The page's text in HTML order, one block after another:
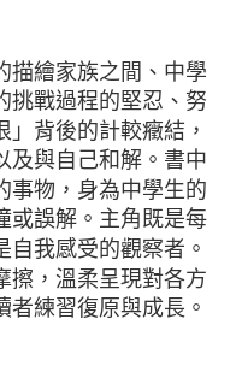
描繪家族之間、中學
挑戰過程的堅忍、努
背後的計較癥結，
及與自己和解。書中
事物，身為中學生的
或誤解。主角既是每
我感受的觀察者。
擦，溫柔呈現對各方
練習復原與成長。